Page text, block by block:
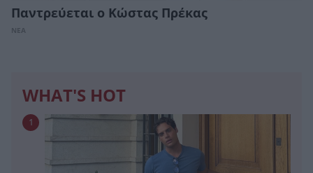
Παντρεύεται ο Κώστας Πρέκας
ΝΕΑ
WHAT'S HOT
1